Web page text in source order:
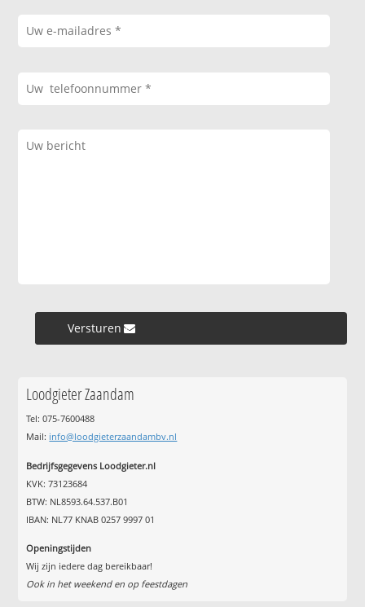
Versturen »
Loodgieter Zaandam
Tel: 075-7600488
Mail: info@loodgieterzaandambv.nl
Bedrijfsgegevens Loodgieter.nl
KVK: 73123684
BTW: NL8593.64.537.B01
IBAN: NL77 KNAB 0257 9997 01
Openingstijden
Wij zijn iedere dag bereikbaar!
Ook in het weekend en op feestdagen